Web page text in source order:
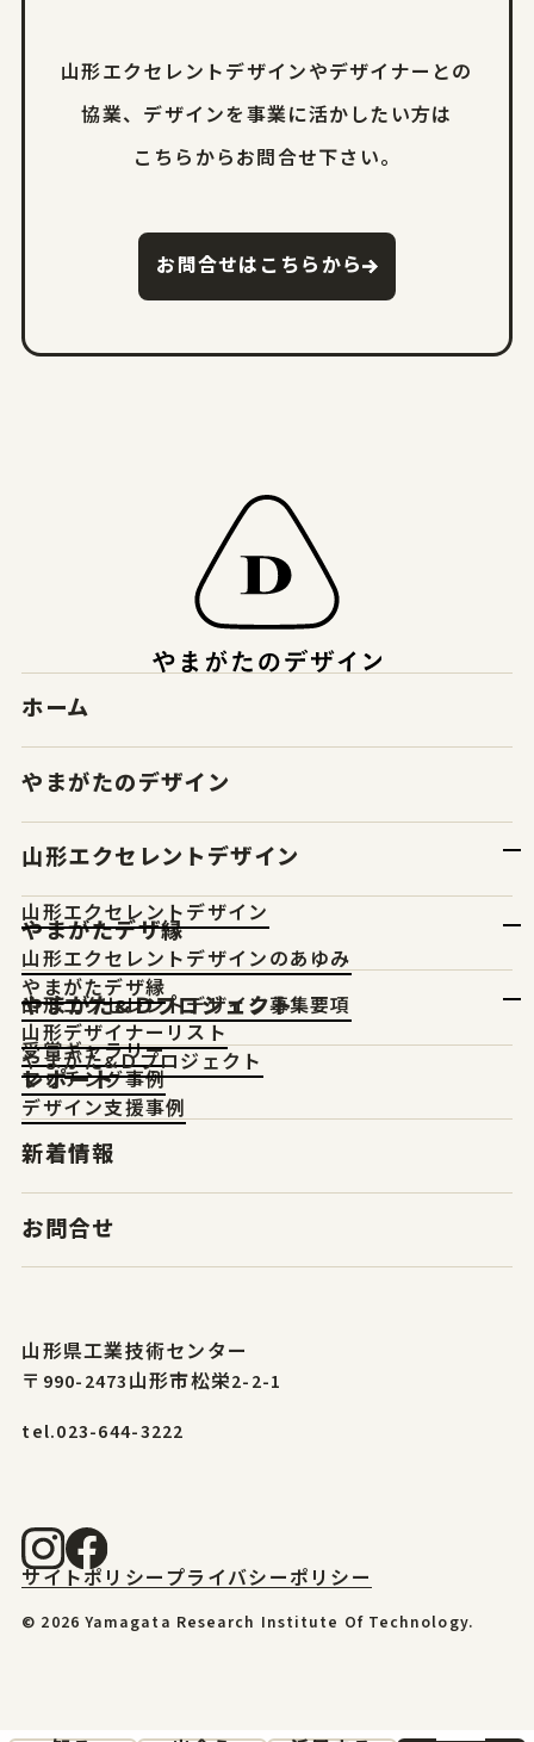
山形エクセレントデザインやデザイナーとの
協業、 デザインを事業に活かしたい方は
こちらからお問合せ下さい。
お問合せはこちらから
ホーム
やまがたのデザイン
山形エクセレントデザイン
山形エクセレントデザイン
山形エクセレントデザインのあゆみ
山形エクセレントデザイン募集要項
受賞ギャラリー
やまがたデザ縁
やまがたデザ縁
山形デザイナーリスト
マッチング事例
やまがた&Ｄプロジェクト
やまがた&Ｄプロジェクト
デザイン支援事例
レポート
新着情報
お問合せ
山形県工業技術センター
〒990-2473山形市松栄2-2-1
tel.023-644-3222
サイトポリシープライバシーポリシー
© 2026 Yamagata Research Institute Of Technology.